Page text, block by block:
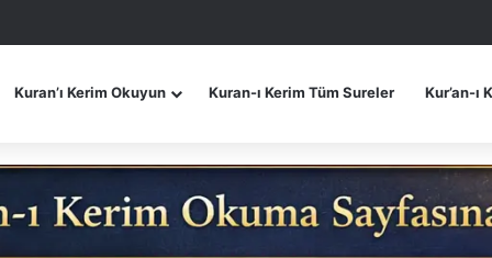
Kuran’ı Kerim Okuyun Kuran-ı Kerim Tüm Sureler Kur’an-ı